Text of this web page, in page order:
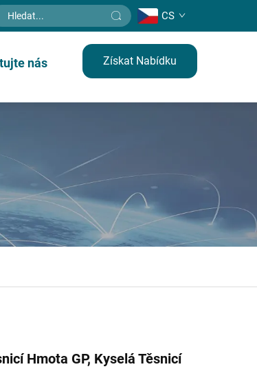
CS
nás Získat Nabídku
Hmota GP, Kyselá Těsnicí